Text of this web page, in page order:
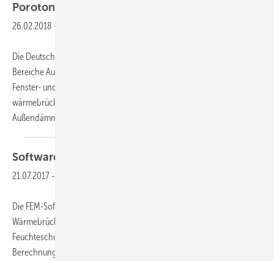
Poroton
26.02.2018 -
Die Deutsche Poroton hat mit drei neuen Systemprodukten für die
Bereiche Außenwand-Geschossdecke, erdberührte Bauteile sowie
Fenster- und Türstürze drei Lösungen zur Hand, die eine
wärmebrückenminimierte, homogene Ziegelhülle ohne zusätzliche
Außendämmung ermöglichen. Und um richtig zu
Software
21.07.2017 -
Die FEM-Software Thermcad dient dem Nachweis von 2-D-
Wärmebrücken und Bauteiltemperaturen für die
Feuchteschutzanalyse an beliebigen Anschlussdetails. Die
Berechnungen werden im Rahmen von EnEV-Nachweisen sowie zur